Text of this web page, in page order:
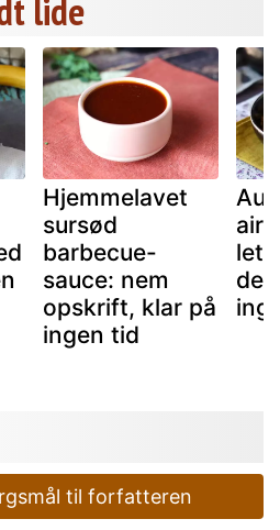
lide
Hjemmelavet
sursød
barbecue-
sauce: nem
opskrift, klar på
ingen tid
der
til forfatteren